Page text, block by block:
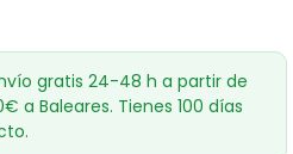
gratis 24-48 h a partir de
a Baleares. Tienes 100 días